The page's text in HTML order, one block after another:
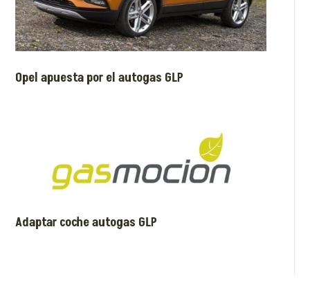
Opel apuesta por el autogas GLP
Adaptar coche autogas GLP